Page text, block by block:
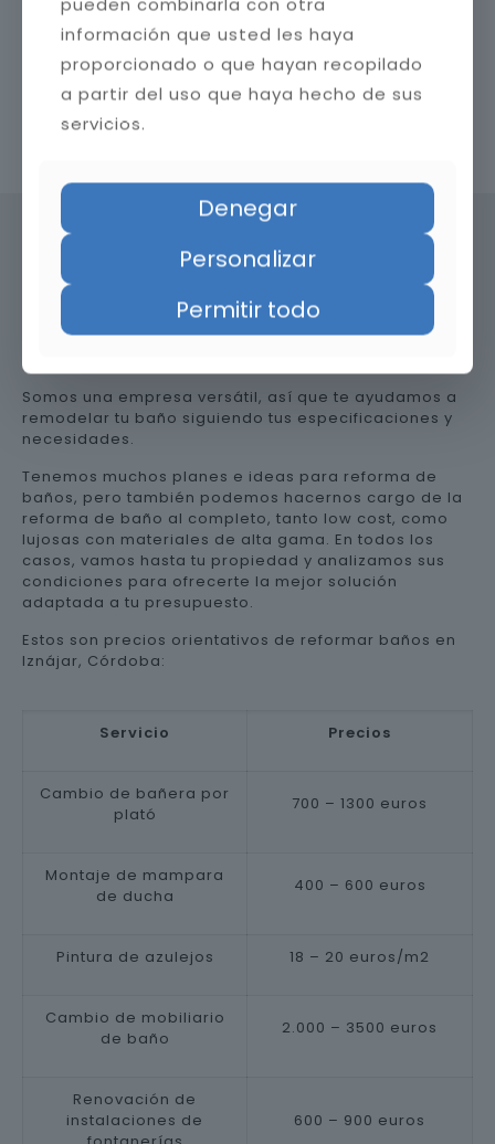
Precio de reformar el baño en
Córdoba
Somos una empresa versátil, así que te ayudamos a
remodelar tu baño siguiendo tus especificaciones y
necesidades.
Tenemos muchos planes e ideas para reforma de
baños, pero también podemos hacernos cargo de la
reforma de baño al completo, tanto low cost, como
lujosas con materiales de alta gama. En todos los
casos, vamos hasta tu propiedad y analizamos sus
condiciones para ofrecerte la mejor solución
adaptada a tu presupuesto.
Estos son precios orientativos de reformar baños en
Iznájar, Córdoba:
Servicio Precios
Cambio de bañera por
plató
700 – 1300 euros
Montaje de mampara
de ducha
400 – 600 euros
Pintura de azulejos 18 – 20 euros/m2
Cambio de mobiliario
de baño
2.000 – 3500 euros
Renovación de
instalaciones de
600 – 900 euros
información que usted les haya
proporcionado o que hayan recopilado
a partir del uso que haya hecho de sus
servicios.
Denegar
Personalizar
Permitir todo